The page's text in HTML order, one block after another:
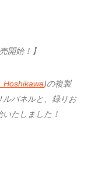
開始！】
)の複製
ルパネルと、録りお
たしました！